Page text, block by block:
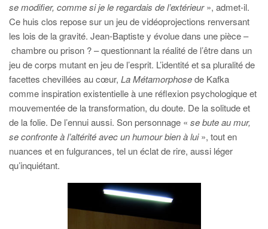
se modifier, comme si je le regardais de l’extérieur», admet-il.
Ce huis clos repose sur un jeu de vidéoprojections renversant
les lois de la gravité. Jean-Baptiste y évolue dans une pièce –
chambre ou prison ? – questionnant la réalité de l’être dans un
jeu de corps mutant en jeu de l’esprit. L’identité et sa pluralité de
facettes chevillées au cœur, La Métamorphosede Kafka
comme inspiration existentielle à une réflexion psychologique et
mouvementée de la transformation, du doute. De la solitude et
de la folie. De l’ennui aussi. Son personnage « se bute au mur,
se confronte à l’altérité avec un humour bien à lui», tout en
nuances et en fulgurances, tel un éclat de rire, aussi léger
qu’inquiétant.